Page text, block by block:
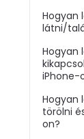
Hogyan
látni/
Hogyan
iPhone-
Hogyan
törölni
on?